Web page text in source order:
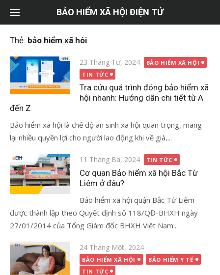
dung
BẢO HIỂM XÃ HỘI ĐIỆN TỬ
Thẻ: bảo hiểm xã hôi
Đăng
vào
23 Tháng Tư, 2024
BẢO HIỂM XÃ HỘI
TIN TỨC
Tra cứu quá trình đóng bảo hiểm xã
hội nhanh: Hướng dẫn chi tiết từ A
đến Z
Bảo hiểm xã hội là chế độ an sinh xã hội quan trọng, mang
lại nhiều quyền lợi cho người lao động khi về già,...
Đăng
vào
11 Tháng Ba, 2024 TIN TỨC
Cơ quan Bảo hiểm xã hội Bắc Từ
Liêm ở đâu?
Bảo hiểm xã hội quận Bắc Từ Liêm
được thành lập theo Quyết định số 118/QĐ-BHXH ngày
27/01/2014 của Tổng Giám đốc BHXH Việt Nam...
Đăng
vào
24 Tháng Một, 2024
BẢO HIỂM XÃ HỘI
BẢO HIỂM Y TẾ
TIN TỨC